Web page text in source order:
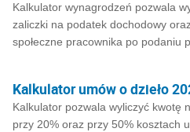
Kalkulator wynagrodzeń pozwala
zaliczki na podatek dochodowy
społeczne pracownika po podaniu
Kalkulator umów o dzieło
Kalkulator pozwala wyliczyć kwotę
przy 20% oraz przy 50% kosztach